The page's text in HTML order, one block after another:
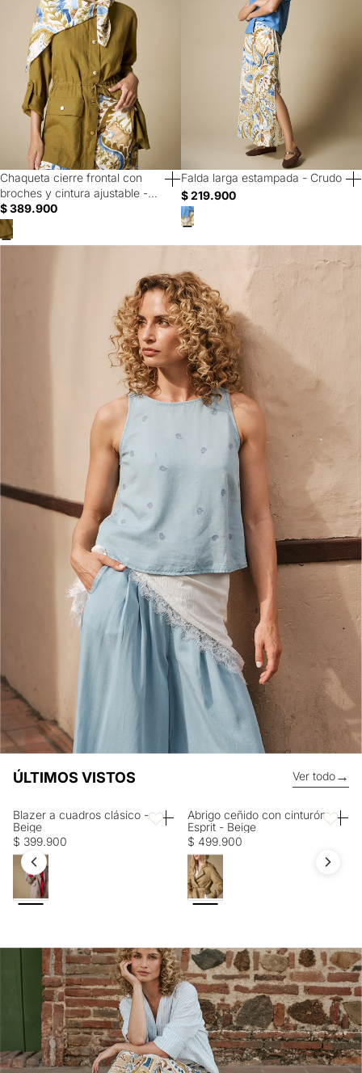
Chaqueta cierre frontal con
broches y cintura ajustable -
Verde
$ 389.900
Falda larga estampada - Crudo
$ 219.900
ÚLTIMOS VISTOS Ver todo→
Favoritos
Blazer a cuadros clásico -
Beige
$ 399.900
Abrigo ceñido con cinturón
Esprit - Beige
$ 499.900